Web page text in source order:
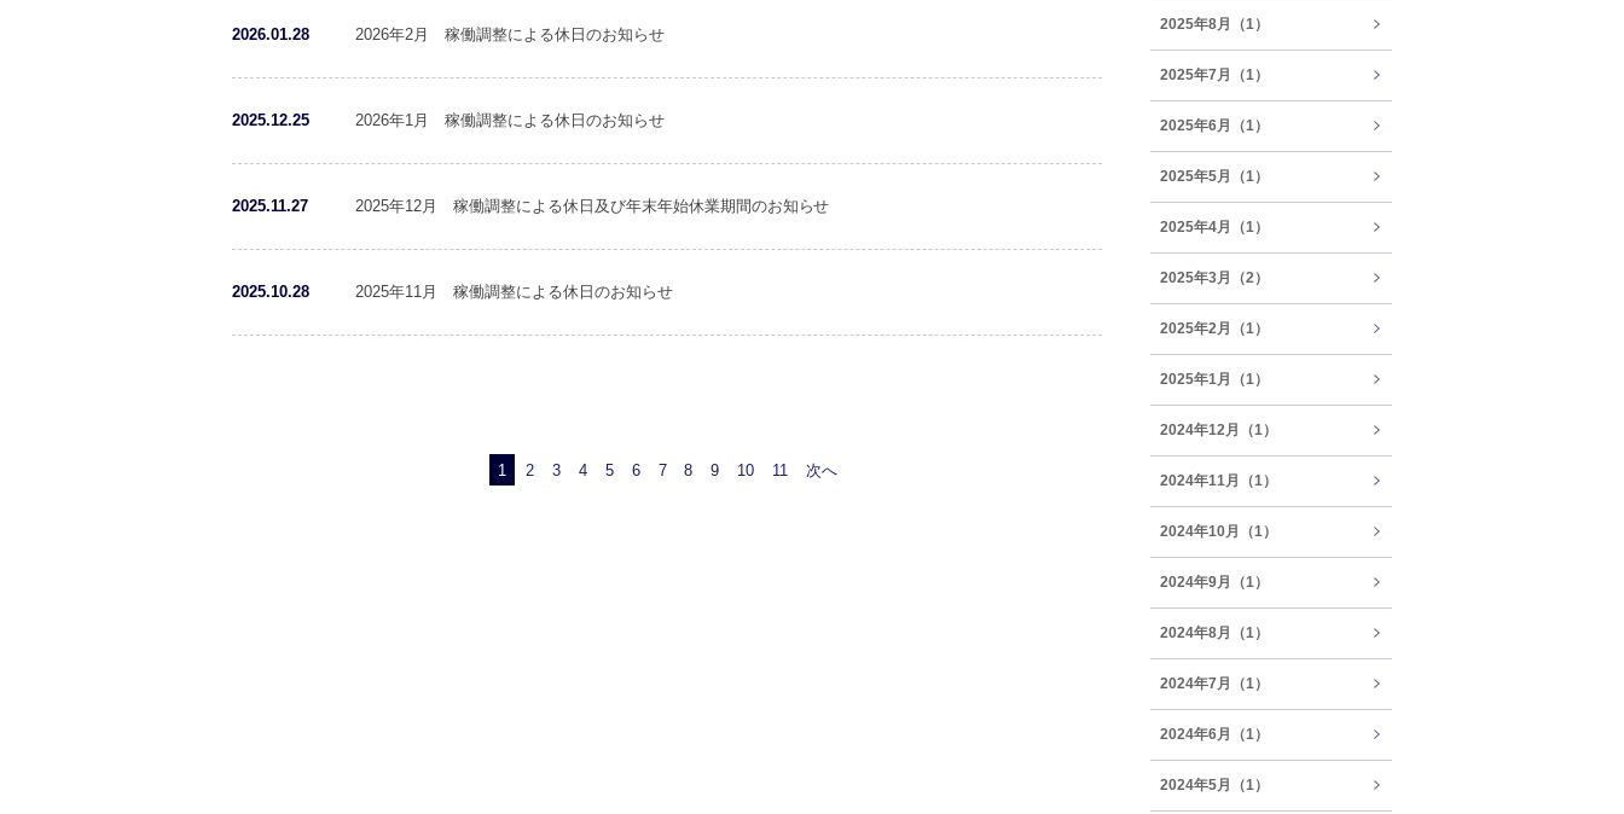
2026.01.28 2026年2月 稼働調整による休日のお知らせ
2025.12.25 2026年1月 稼働調整による休日のお知らせ
2025.11.27 2025年12月 稼働調整による休日及び年末年始休業期間のお知らせ
2025.10.28 2025年11月 稼働調整による休日のお知らせ
1 2 3 4 5 6 7 8 9 10 11 次へ
2025年8月（1）
2025年7月（1）
2025年6月（1）
2025年5月（1）
2025年4月（1）
2025年3月（2）
2025年2月（1）
2025年1月（1）
2024年12月（1）
2024年11月（1）
2024年10月（1）
2024年9月（1）
2024年8月（1）
2024年7月（1）
2024年6月（1）
2024年5月（1）